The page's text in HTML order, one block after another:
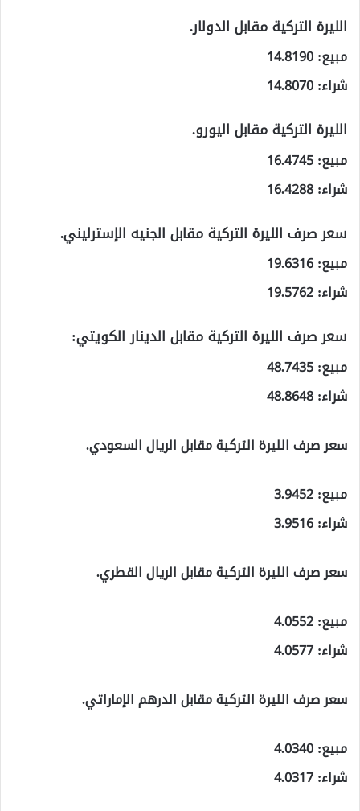
الليرة التركية مقابل الدولار.
مبيع: 14.8190
شراء: 14.8070
الليرة التركية مقابل اليورو.
مبيع: 16.4745
شراء: 16.4288
سعر صرف الليرة التركية مقابل الجنيه الإسترليني.
مبيع: 19.6316
شراء: 19.5762
سعر صرف الليرة التركية مقابل الدينار الكويتي:
مبيع: 48.7435
شراء: 48.8648
سعر صرف الليرة التركية مقابل الريال السعودي.
مبيع: 3.9452
شراء: 3.9516
سعر صرف الليرة التركية مقابل الريال القطري.
مبيع: 4.0552
شراء: 4.0577
سعر صرف الليرة التركية مقابل الدرهم الإماراتي.
مبيع: 4.0340
شراء: 4.0317